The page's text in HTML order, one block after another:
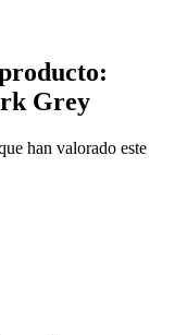
Grey
han valorado este